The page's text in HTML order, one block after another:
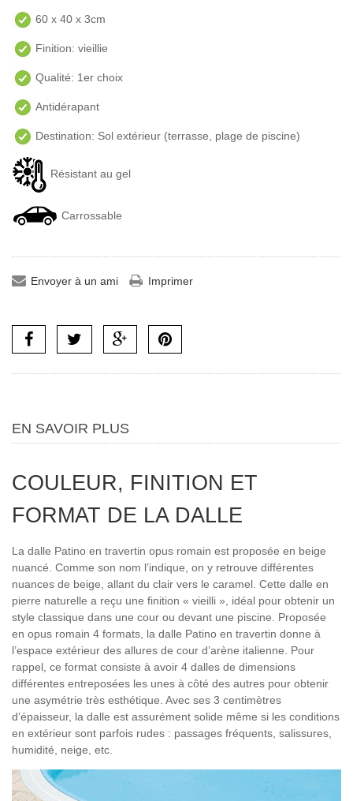
60 x 40 x 3cm
Finition: vieillie
Qualité: 1er choix
Antidérapant
Destination: Sol extérieur (terrasse, plage de piscine)
Résistant au gel
Carrossable
Envoyer à un ami Imprimer
EN SAVOIR PLUS
COULEUR, FINITION ET
FORMAT DE LA DALLE
La dalle Patino en travertin opus romain est proposée en beige
nuancé. Comme son nom l’indique, on y retrouve différentes
nuances de beige, allant du clair vers le caramel. Cette dalle en
pierre naturelle a reçu une finition « vieilli », idéal pour obtenir un
style classique dans une cour ou devant une piscine. Proposée
en opus romain 4 formats, la dalle Patino en travertin donne à
l’espace extérieur des allures de cour d’arène italienne. Pour
rappel, ce format consiste à avoir 4 dalles de dimensions
différentes entreposées les unes à côté des autres pour obtenir
une asymétrie très esthétique. Avec ses 3 centimètres
d’épaisseur, la dalle est assurément solide même si les conditions
en extérieur sont parfois rudes : passages fréquents, salissures,
humidité, neige, etc.